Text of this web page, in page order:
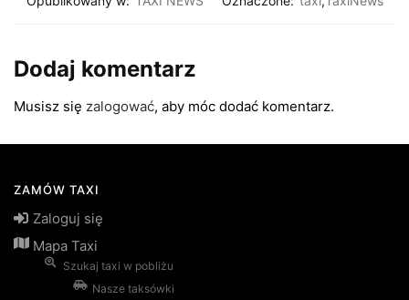
Dodaj komentarz
Musisz się zalogować, aby móc dodać komentarz.
ZAMÓW TAXI
Zaloguj się
Mapa Taxi
Szukaj taxi w pobliżu
Nasze taksówki